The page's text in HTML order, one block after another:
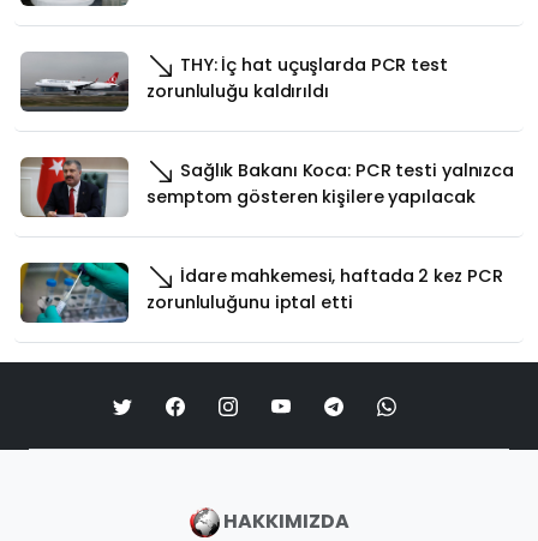
THY: İç hat uçuşlarda PCR test
zorunluluğu kaldırıldı
Sağlık Bakanı Koca: PCR testi yalnızca
semptom gösteren kişilere yapılacak
İdare mahkemesi, haftada 2 kez PCR
zorunluluğunu iptal etti
HAKKIMIZDA